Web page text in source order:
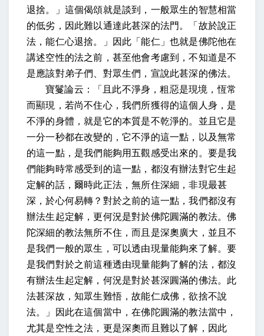
退捨。」這個偈頌就是談到，一般眾生的智慧相當
的低劣，因此難以通達此甚深的法門。「故於說正
法，能仁心退捨。」因此「能仁」也就是佛陀他在
講述空性的法之前，甚至他會考慮到，不知道是不
是應該對弟子們、對眾生們，宣說此甚深的佛法。
寶鬘論云：「且此不淨身，粗惡是現境，恆常
而顯現，若尚不住心，我們所獲得的這個人身，是
不淨的身體，就是它的本質是不乾淨的。並且它是
一分一秒都在改變的，它不淨的這一點，以及無常
的這一點，是我們能夠用五觀感受出來的。要是我
們能夠時常感受到的這一點，都沒有辦法對它生起
定解的話，爾時此正法，無所住深細，非現最甚
深，於心何易轉？對於之前的這一點，我們都沒有
辦法生起定解，更何況是對於佛陀圓滿的教法。佛
陀深細的教法無所不住，而且是深奧廣大，並且不
是我們一般的眾生，可以透由現量能夠來了解。要
是我們對於之前這種透由現量能夠了解的法，都沒
有辦法生起定解，何況是對於甚深圓滿的佛法。此
法甚深故，知眾生難悟，故能仁成佛，欲捨不說
法。」因此在這個當中，在佛陀圓滿的教法當中，
尤其是空性之法，更是深奧而且難以了解，因此